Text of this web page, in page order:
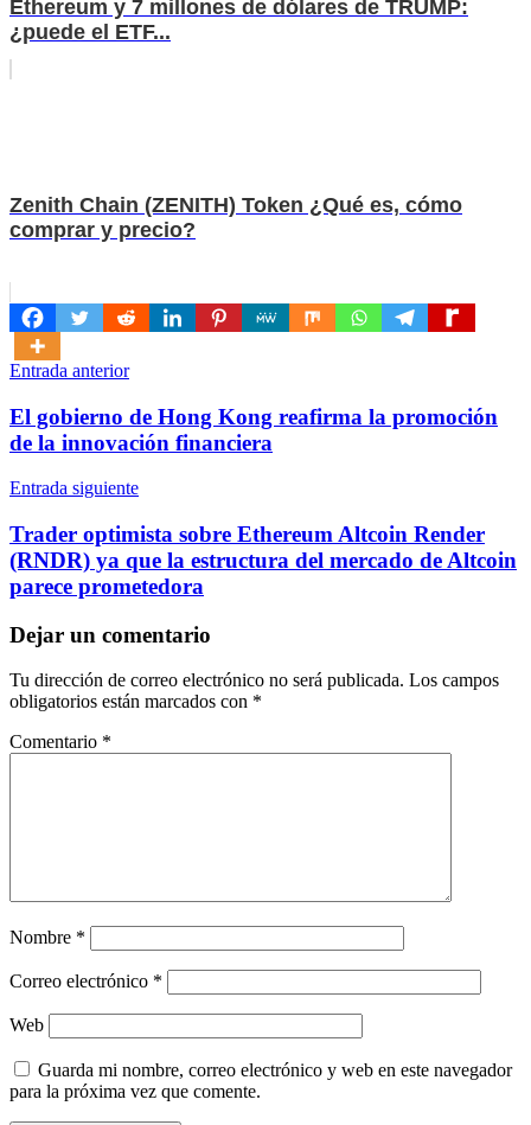
Ethereum y 7 millones de dólares de TRUMP:
¿puede el ETF...
Zenith Chain (ZENITH) Token ¿Qué es, cómo
comprar y precio?
Navegación
de
entradas
Entrada anterior
El gobierno de Hong Kong reafirma la promoción
de la innovación financiera
Entrada siguiente
Trader optimista sobre Ethereum Altcoin Render
(RNDR) ya que la estructura del mercado de Altcoin
parece prometedora
Dejar un comentario
Tu dirección de correo electrónico no será publicada. Los campos
obligatorios están marcados con *
Comentario *
Nombre *
Correo electrónico *
Web
Guarda mi nombre, correo electrónico y web en este navegador
para la próxima vez que comente.